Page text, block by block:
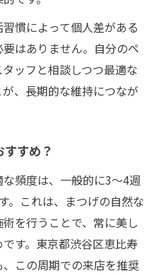
慣によって個人差がある
はありません。自分のペ
ッフと相談しつつ最適な
、長期的な維持につなが
すすめ？
頻度は、一般的に3〜4週
。これは、まつげの自然な
を行うことで、常に美し
す。東京都渋谷区恵比寿
この周期での来店を推奨